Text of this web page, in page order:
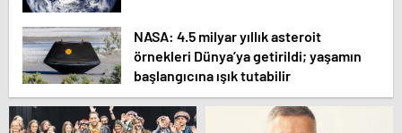
NASA: 4.5 milyar yıllık asteroit
örnekleri Dünya’ya getirildi; yaşamın
başlangıcına ışık tutabilir